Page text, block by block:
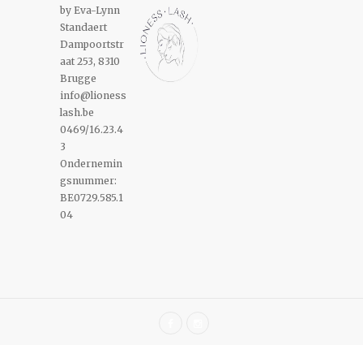
by Eva-Lynn
Standaert
Dampoortstr
aat 253, 8310
Brugge
info@lioness
lash.be
0469/16.23.4
3
Ondernemin
gsnummer:
BE0729.585.1
04